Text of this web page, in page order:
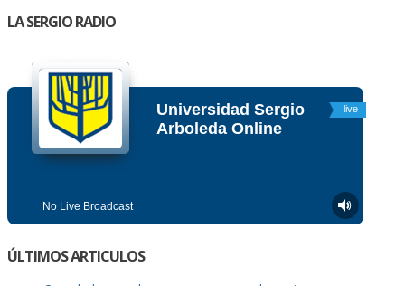
LA SERGIO RADIO
ÚLTIMOS ARTICULOS